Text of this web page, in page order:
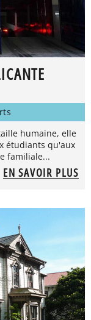
humaine, elle
étudiants qu'aux
familiale...
EN SAVOIR PLUS